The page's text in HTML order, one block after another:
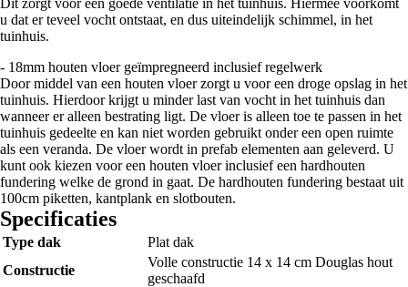
u dat er teveel vocht ontstaat, en dus uiteindelijk schimmel, in het
tuinhuis.
- 18mm houten vloer geïmpregneerd inclusief regelwerk
Door middel van een houten vloer zorgt u voor een droge opslag in het
tuinhuis. Hierdoor krijgt u minder last van vocht in het tuinhuis dan
wanneer er alleen bestrating ligt. De vloer is alleen toe te passen in het
tuinhuis gedeelte en kan niet worden gebruikt onder een open ruimte
als een veranda. De vloer wordt in prefab elementen aan geleverd. U
kunt ook kiezen voor een houten vloer inclusief een hardhouten
fundering welke de grond in gaat. De hardhouten fundering bestaat uit
100cm piketten, kantplank en slotbouten.
Specificaties
Type dak
Plat dak
Constructie
Volle constructie 14 x 14 cm Douglas hout
geschaafd